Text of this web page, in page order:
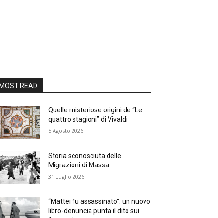
READ
Quelle misteriose origini de “Le
quattro stagioni” di Vivaldi
5 Agosto 2026
Storia sconosciuta delle
Migrazioni di Massa
31 Luglio 2026
“Mattei fu assassinato”: un nuovo
libro-denuncia punta il dito sui